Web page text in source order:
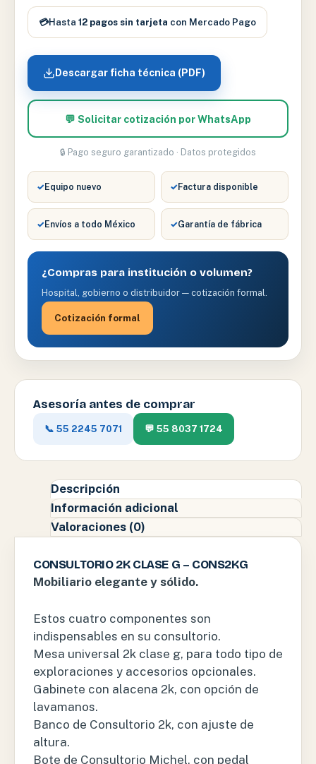
💳Hasta 12 pagos sin tarjeta con Mercado Pago
Descargar ficha técnica (PDF)
💬 Solicitar cotización por WhatsApp
🔒 Pago seguro garantizado · Datos protegidos
✓Equipo nuevo ✓Factura disponible
✓Envíos a todo México ✓Garantía de fábrica
¿Compras para institución o volumen?
Hospital, gobierno o distribuidor — cotización formal.
Cotización formal
Asesoría antes de comprar
📞 55 2245 7071 💬 55 8037 1724
Descripción
Información adicional
Valoraciones (0)
CONSULTORIO 2K CLASE G – CONS2KG
Mobiliario elegante y sólido.
Estos cuatro componentes son
indispensables en su consultorio.
Mesa universal 2k clase g, para todo tipo de
exploraciones y accesorios opcionales.
Gabinete con alacena 2k, con opción de
lavamanos.
Banco de Consultorio 2k, con ajuste de
altura.
Bote de Consultorio Michel, con pedal